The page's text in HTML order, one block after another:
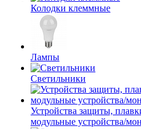
Колодки клеммные
Лампы
Светильники
Устройства защиты,
модульные устройства/